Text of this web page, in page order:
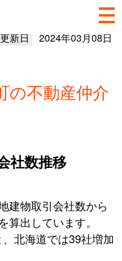
更新日 2024年03月08日
の不動産仲介
社数推移
建物取引会社数から
出しています。
北海道では39社増加